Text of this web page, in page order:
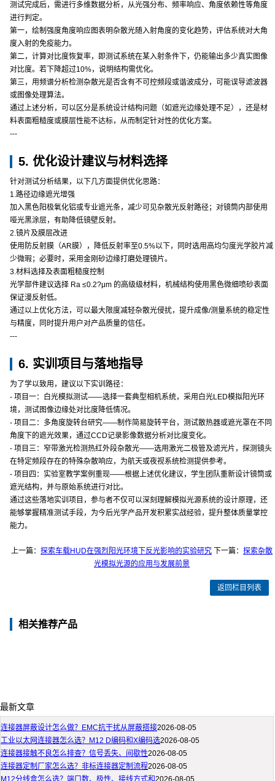
测试完成后，需进行多维数据分析，从光强分布、频率响应、角度依赖性等角度
进行判定。
第一，绘制强度角度响应图表明杂散光随入射角度的变化趋势，评估系统对大角
度入射的免疫能力。
第二，计算对比度恢复率，即测试系统在某入射条件下，仍能输出多少真实图像
对比度。若下降超过10%，说明结构需优化。
第三，用频谱分析检测杂散光是否含有不可控频段或谐波成分，可能误导滤波器
或图像处理算法。
通过上述分析，可以区分是系统设计结构问题（如遮光边缘处理不足），还是材
料表面粗糙度或膜层性能不达标，从而制定针对性的优化方案。
---
5. 优化设计建议与材料选择
针对测试分析结果，以下几方面提供优化思路：
1.路径边缘遮光增强
加入黑色阳极氧化铝或专业遮光条，减少可见杂散光反射路径；对镜筒内部使用
哑光黑涂层，有助降低镜壁反射。
2.镜片及膜层改进
使用防反射膜（AR膜），降低反射率至0.5%以下，同时选用高均匀度光学胶片减
少微瑕；必要时，采用金刚砂边缘打磨处理镜片。
3.材料选择及表面粗糙度控制
光学部件建议选择 Ra ≤0.2?μm 的高级级材料，机械结构使用黑色微细喷砂表面
保证漫反射低。
通过以上优化方法，可以最大限度减轻杂散光侵扰，提升成像/测量系统的稳定性
与精度，同时提升用户对产品质量的信任。
---
6. 实训项目与落地指导
为了学以致用，建议以下实训路径：
- 项目一：白光模拟测试——选择一套典型相机系统，采用白光LED模拟阳光环
境，测试图像边缘处对比度降低情况。
- 项目二：多角度旋转台研究——制作简易旋转平台，测试散热器或遮光罩在不同
角度下的遮光效果，通过CCD记录影像数据分析对比度变化。
- 项目三：窄带激光检测热红外段杂散光——选用激光二极管及滤光片，探测镜头
在特定频段存在的特殊杂散响应，为航天或夜视系统检测提供参考。
- 项目四：实验室教学案例重现——根据上述优化建议，学生团队重新设计镜筒或
遮光结构，并与原始系统进行对比。
通过这些落地实训项目，参与者不仅可以深刻理解模拟光源系统的设计原理，还
能够掌握精准测试手段，为今后光学产品开发积累实战经验，提升整体质量掌控
能力。
上一篇：探索车载HUD在强烈阳光环境下反光影响的实验研究 下一篇：探索杂散
光模拟光源的应用与发展前景
返回栏目列表
相关推荐产品
最新文章
连接器屏蔽设计怎么做？EMC抗干扰从屏蔽搭接2026-08-05
工业以太网连接器怎么选？M12 D编码和X编码选2026-08-05
连接器接触不良怎么排查？信号丢失、间歇性2026-08-05
连接器定制厂家怎么选？非标连接器定制流程2026-08-05
M12分线盒怎么选？端口数、极性、接线方式和2026-08-05